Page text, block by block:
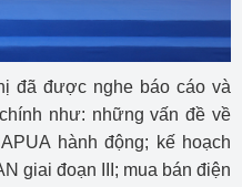
đã được nghe báo cáo và
như: những vấn đề về
hành động; kế hoạch
giai đoạn III; mua bán điện